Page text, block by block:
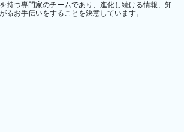
持つ専門家のチームであり、進化し続ける情報、知
るお手伝いをすることを決意しています。